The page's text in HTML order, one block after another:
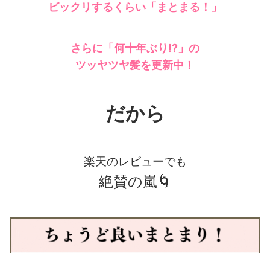
ビックリするくらい 「まとまる！」
さらに「何十年ぶり!?」の
ツッヤツヤ髪を更新中！
だから
楽天のレビューでも
絶賛の嵐🌀